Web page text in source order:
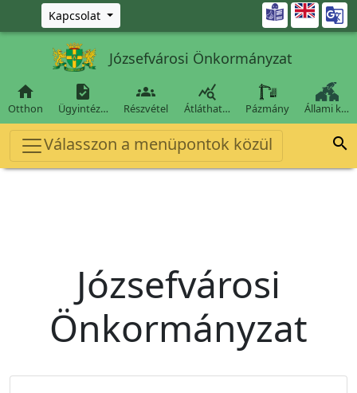
Ugrás a fő tartalomra
Kapcsolat 
Józsefvárosi Önkormányzat

Otthon

Ügyintéz…

Részvétel

Átláthat… Pázmány Állami k…
Válasszon a menüpontok közül 
Józsefvárosi
Önkormányzat